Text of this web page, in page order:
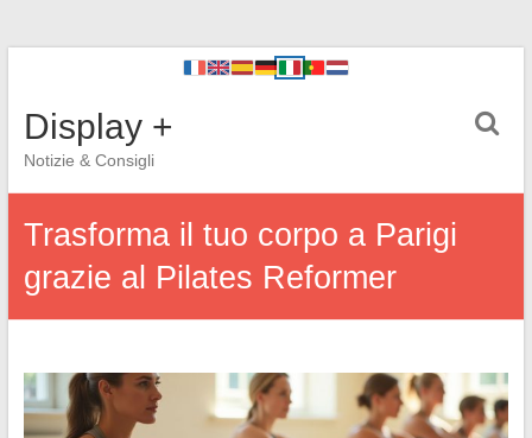
Display +
Notizie & Consigli
Trasforma il tuo corpo a Parigi
grazie al Pilates Reformer